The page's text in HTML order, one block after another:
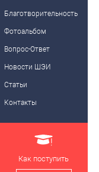
Благотворительность
Фотоальбом
Вопрос-Ответ
Новости ШЭИ
Статьи
Контакты
Как поступить